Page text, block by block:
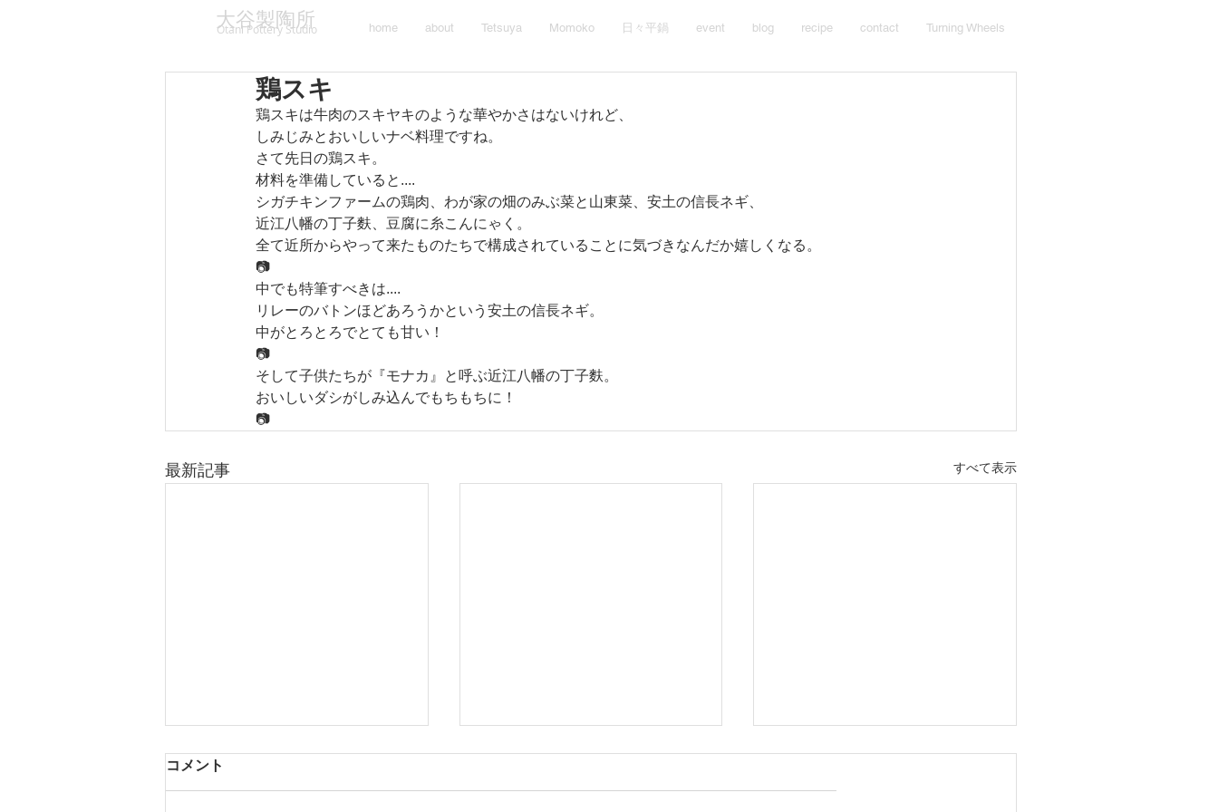
大谷製陶所
Otani Pottery Studio home about Tetsuya Momoko 日々平鍋 event blog recipe contact Turning Wheels
鶏スキ
鶏スキは牛肉のスキヤキのような華やかさはないけれど、
しみじみとおいしいナベ料理ですね。
さて先日の鶏スキ。
材料を準備していると....
シガチキンファームの鶏肉、わが家の畑のみぶ菜と山東菜、安土の信長ネギ、
近江八幡の丁子麩、豆腐に糸こんにゃく。
全て近所からやって来たものたちで構成されていることに気づきなんだか嬉しくなる。
📷
中でも特筆すべきは....
リレーのバトンほどあろうかという安土の信長ネギ。
中がとろとろでとても甘い！
📷
そして子供たちが『モナカ』と呼ぶ近江八幡の丁子麩。
おいしいダシがしみ込んでもちもちに！
📷
最新記事 すべて表示
コメント